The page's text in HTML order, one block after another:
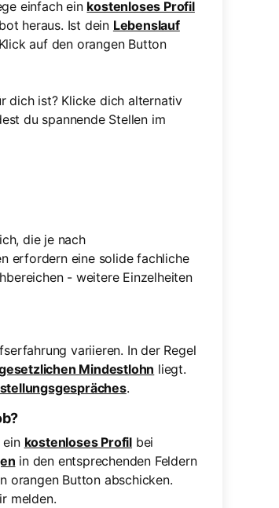
einfach ein kostenloses Profil
heraus. Ist dein Lebenslauf
auf den orangen Button
dich ist? Klicke dich alternativ
du spannende Stellen im
die je nach
erfordern eine solide fachliche
- weitere Einzelheiten
variieren. In der Regel
Mindestlohn liegt.
.
ein kostenloses Profil bei
in den entsprechenden Feldern
orangen Button abschicken.
melden.